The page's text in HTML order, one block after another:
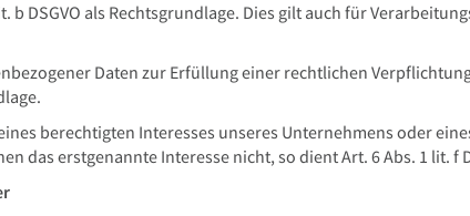
b DSGVO als Rechtsgrundlage. Dies gilt auch für
Daten zur Erfüllung einer rechtlichen
berechtigten Interesses unseres Unternehmens oder
das erstgenannte Interesse nicht, so dient Art. 6 Abs. 1 lit. f